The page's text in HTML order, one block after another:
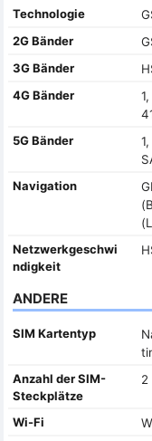
Technologie
2G Bänder
3G Bänder
4G Bänder
5G Bänder
Navigation
Netzwerkgeschwi
ndigkeit
ANDERE
SIM Kartentyp
Anzahl der SIM-
Steckplätze
2
Wi-Fi